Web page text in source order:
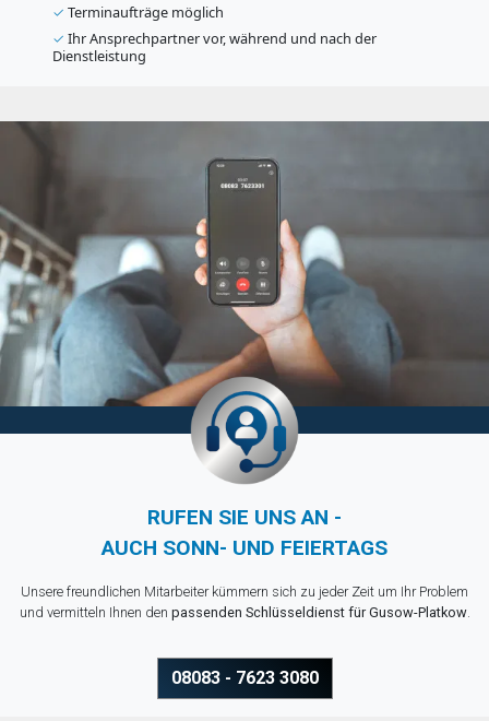
✓ Terminaufträge möglich
✓ Ihr Ansprechpartner vor, während und nach der
Dienstleistung
RUFEN SIE UNS AN -
AUCH SONN- UND FEIERTAGS
Unsere freundlichen Mitarbeiter kümmern sich zu jeder Zeit um Ihr Problem
und vermitteln Ihnen den passenden Schlüsseldienst für Gusow-Platkow.
08083 - 7623 3080